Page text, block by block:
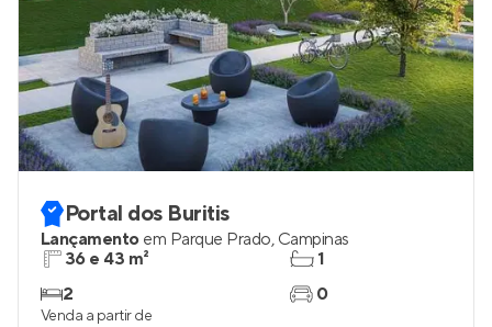
Portal dos Buritis
Lançamento em Parque Prado, Campinas
36 e 43 m²
2
1
0
Venda a partir de